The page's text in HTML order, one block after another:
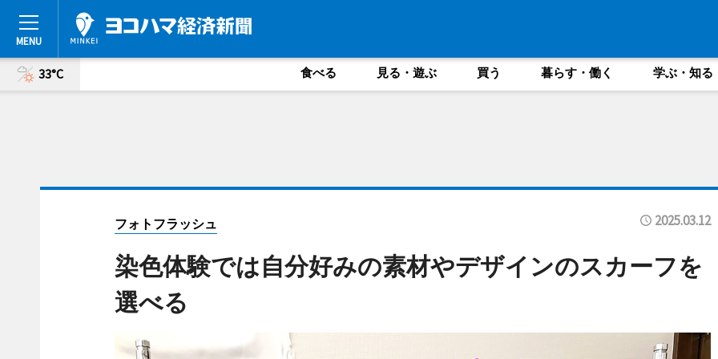
33°C 食べる 見る・遊ぶ 買う 暮らす・働く 学ぶ・知る
フォトフラッシュ 2025.03.12
染色体験では自分好みの素材やデザインのスカーフを
選べる